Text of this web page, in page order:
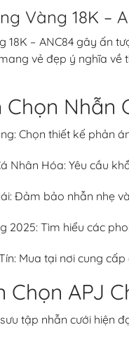
Vàng 18K –
18K – ANC84 gây ấn
vẻ đẹp ý nghĩa về
Nhẫn
Chọn thiết kế phản
Nhân Hóa: Yêu cầu
Đảm bảo nhẫn nhẹ
2025: Tìm hiểu các
Mua tại nơi cung
Chọn APJ
tập nhẫn cưới hiện